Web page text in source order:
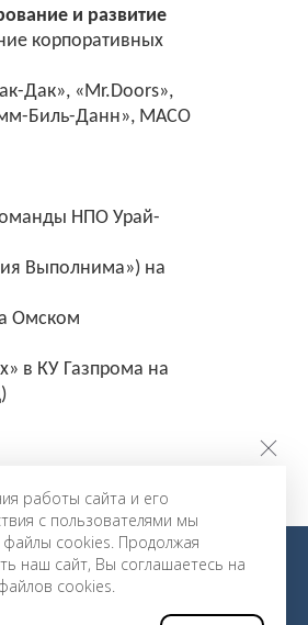
и развитие
корпоративных
Дак», «Mr.Doors»,
Биль-Данн», MACO
НПО Урай-
Выполнима») на
Омском
в КУ Газпрома на
работы сайта и его
с пользователями мы
файлы cookies. Продолжая
наш сайт, Вы соглашаетесь на
cookies.